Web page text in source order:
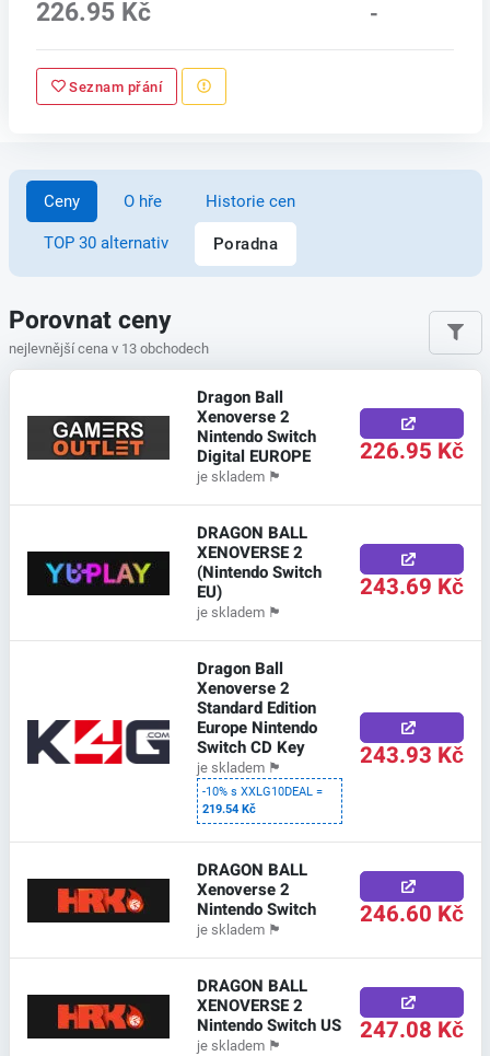
226.95 Kč -
Seznam přání
Ceny O hře Historie cen
TOP 30 alternativ Poradna
Porovnat ceny
nejlevnější cena v 13 obchodech
Dragon Ball
Xenoverse 2
Nintendo Switch
Digital EUROPE
je skladem 🏴
226.95 Kč
DRAGON BALL
XENOVERSE 2
(Nintendo Switch
EU)
je skladem 🏴
243.69 Kč
Dragon Ball
Xenoverse 2
Standard Edition
Europe Nintendo
Switch CD Key
je skladem 🏴
-10% s XXLG10DEAL =
219.54 Kč
243.93 Kč
DRAGON BALL
Xenoverse 2
Nintendo Switch
je skladem 🏴 246.60 Kč
DRAGON BALL
XENOVERSE 2
Nintendo Switch US
je skladem 🏴 247.08 Kč